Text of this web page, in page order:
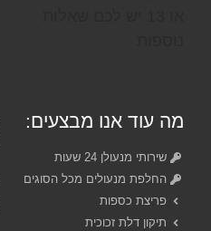
מה עוד אנו מבצעים:
שירותי מנעולן 24 שעות
החלפת מנעולים מכל הסוגים
פריצת כספות
תיקון דלת זכוכית